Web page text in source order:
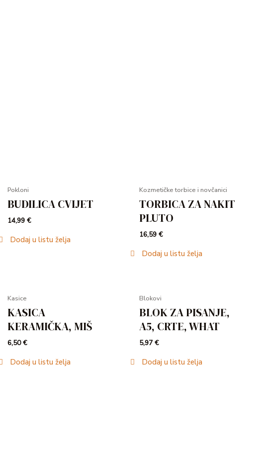
Pokloni
BUDILICA CVIJET
14,99€
Dodaj u listu želja
Kozmetičke torbice i novčanici
TORBICA ZA NAKIT
PLUTO
16,59€
Dodaj u listu želja
Kasice
KASICA
KERAMIČKA, MIŠ
6,50€
Dodaj u listu želja
Blokovi
BLOK ZA PISANJE,
A5, CRTE, WHAT
5,97€
Dodaj u listu želja